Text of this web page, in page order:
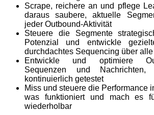
Scrape, reichere an und pflege
daraus saubere, aktuelle
jeder Outbound-Aktivität
Steuere die Segmente
Potenzial und entwickle
durchdachtes Sequencing über
Entwickle und optimiere
Sequenzen und Nachrichten,
kontinuierlich getestet
Miss und steuere die Performance
was funktioniert und mach es
wiederholbar